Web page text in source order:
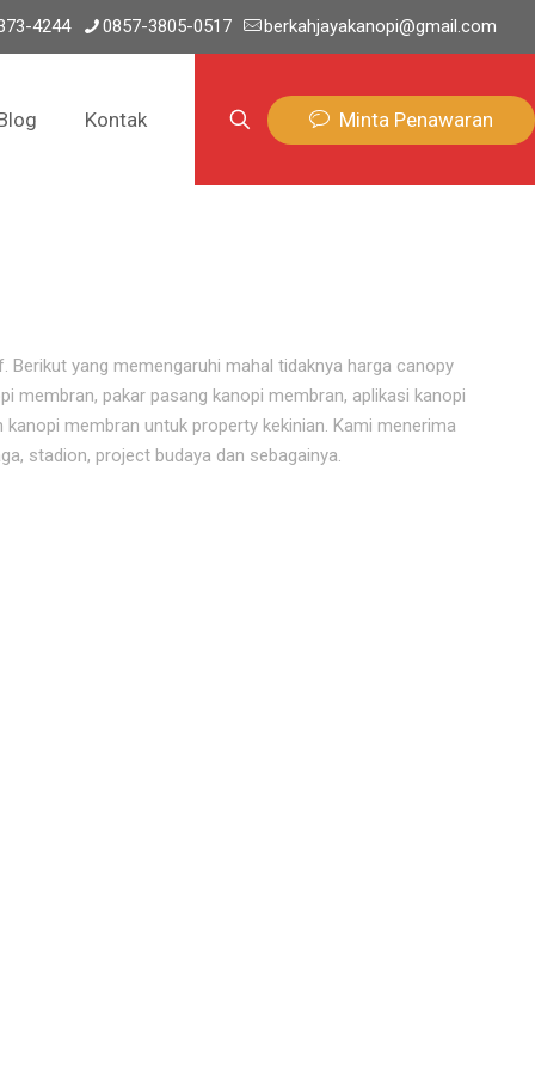
4244 0857-3805-0517 berkahjayakanopi@gmail.com
Kontak Minta Penawaran
Berikut yang memengaruhi mahal tidaknya harga canopy
membran, pakar pasang kanopi membran, aplikasi kanopi
membran untuk property kekinian. Kami menerima
stadion, project budaya dan sebagainya.